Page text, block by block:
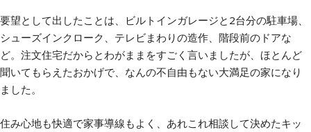
要望として出したことは、ビルトインガレージと2台分の駐車場、
シューズインクローク、テレビまわりの造作、階段前のドアな
ど。注文住宅だからとわがままをすごく言いましたが、ほとんど
聞いてもらえたおかげで、なんの不自由もない大満足の家になり
ました。
住み心地も快適で家事導線もよく、あれこれ相談して決めたキッ